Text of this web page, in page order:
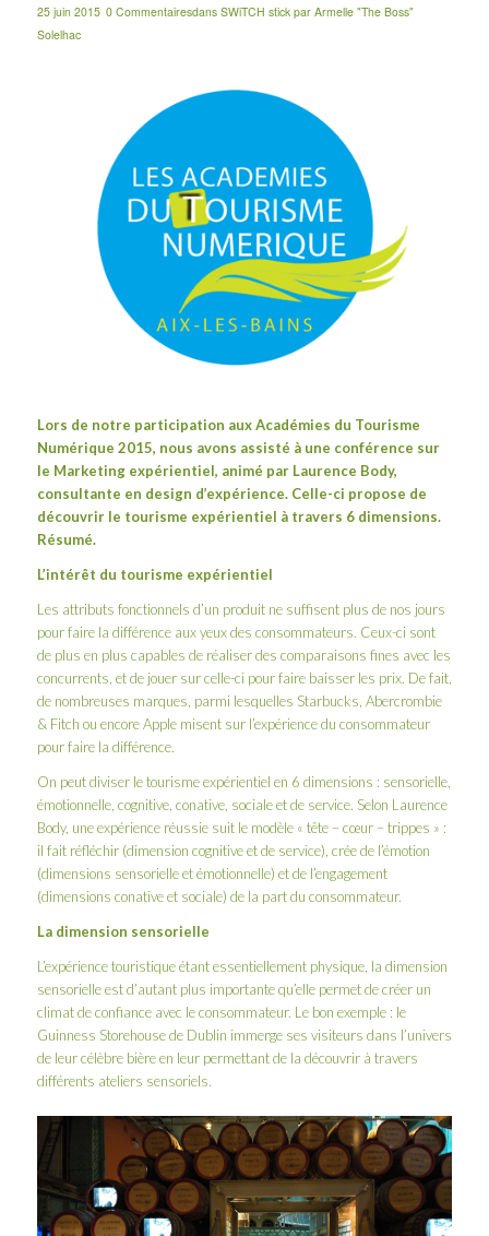
25 juin 2015 0 Commentairesdans SWiTCH stick par Armelle "The Boss"
Solelhac
Lors de notre participation auxAcadémies du Tourisme
Numérique 2015, nous avons assisté à une conférence sur
le Marketing expérientiel, animé par Laurence Body,
consultante en design d’expérience. Celle-ci propose de
découvrir le tourisme expérientiel à travers 6 dimensions.
Résumé.
L’intérêt du tourisme expérientiel
Les attributs fonctionnels d’un produit ne suffisent plus de nos jours
pour faire la différence aux yeux des consommateurs. Ceux-ci sont
de plus en plus capables de réaliser des comparaisons fines avec les
concurrents, et de jouer sur celle-ci pour faire baisser les prix. De fait,
de nombreuses marques, parmi lesquelles Starbucks, Abercrombie
& Fitch ou encore Apple misent sur l’expérience du consommateur
pour faire la différence.
On peut diviser le tourisme expérientiel en 6 dimensions : sensorielle,
émotionnelle, cognitive, conative, sociale et de service. Selon Laurence
Body, une expérience réussie suit le modèle « tête – cœur – trippes » :
il fait réfléchir (dimension cognitive et de service), crée de l’émotion
(dimensions sensorielle et émotionnelle) et de l’engagement
(dimensions conative et sociale) de la part du consommateur.
La dimension sensorielle
L’expérience touristique étant essentiellement physique, la dimension
sensorielle est d’autant plus importante qu’elle permet de créer un
climat de confiance avec le consommateur. Le bon exemple : le
Guinness Storehousede Dublin immerge ses visiteurs dans l’univers
de leur célèbre bière en leur permettant de la découvrir à travers
différents ateliers sensoriels.